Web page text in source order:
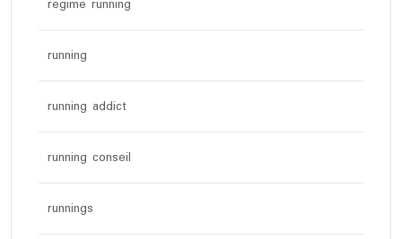
regime running
running
running addict
running conseil
runnings